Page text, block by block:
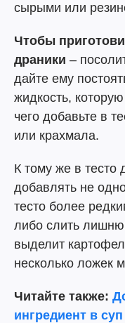
сырыми или
Чтобы
драники –
дайте ему
жидкость,
чего добавьте в
или крахмала.
К тому же в тесто
добавлять не
тесто более
либо слить
выделит
несколько ложек
Читайте также:
ингредиент в